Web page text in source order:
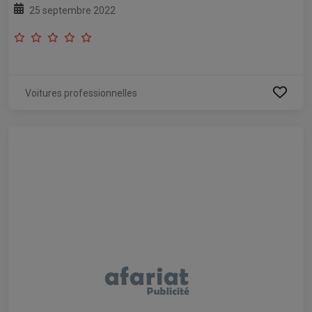
25 septembre 2022
Voitures professionnelles